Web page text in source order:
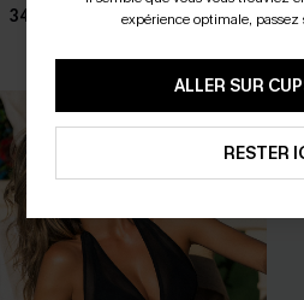
34,00 €
expérience optimale, passez
ALLER SUR
RESTER